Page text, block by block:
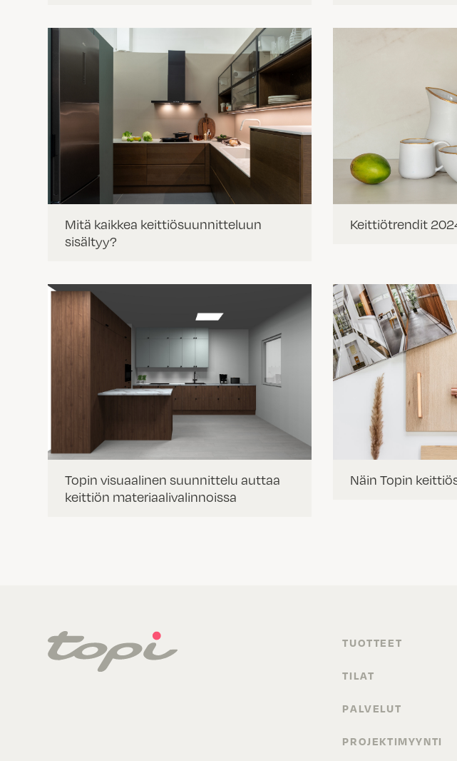
Mitä kaikkea keittiösuunnitteluun
sisältyy?
Keittiötrendit
Topin visuaalinen suunnittelu auttaa
keittiön materiaalivalinnoissa
Näin Topin
TUOTTEET
TILAT
PALVELUT
PROJEKTIMYYNTI